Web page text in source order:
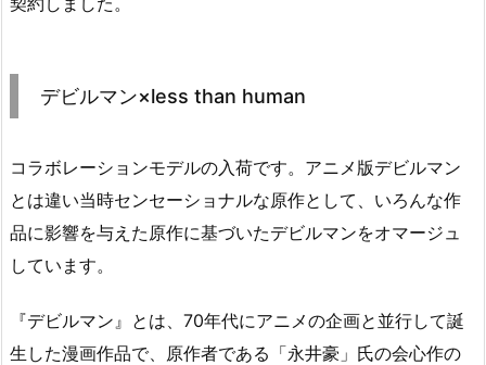
デビルマン×less than human
コラボレーションモデルの入荷です。アニメ版デビルマン
とは違い当時センセーショナルな原作として、いろんな作
品に影響を与えた原作に基づいたデビルマンをオマージュ
しています。
『デビルマン』とは、70年代にアニメの企画と並行して誕
生した漫画作品で、原作者である「永井豪」氏の会心作の